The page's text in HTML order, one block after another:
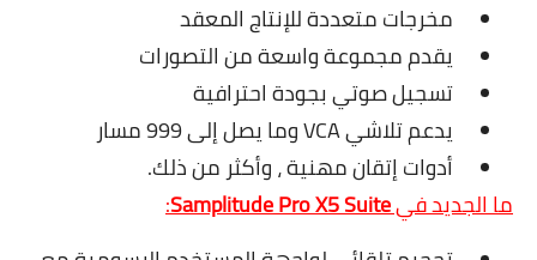
مخرجات متعددة للإنتاج المعقد
يقدم مجموعة واسعة من التصورات
تسجيل صوتي بجودة احترافية
يدعم تلاشي VCA وما يصل إلى 999 مسار
أدوات إتقان مهنية ، وأكثر من ذلك.
ما الجديد فيSamplitude Pro X5 Suite
: